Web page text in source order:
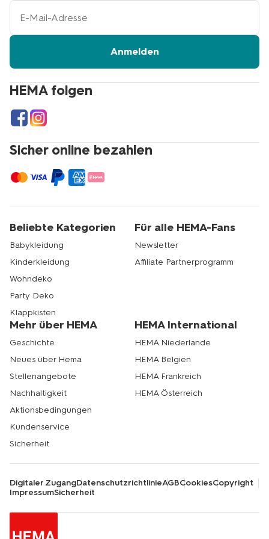
HEMA folgen
Sicher online bezahlen
Ihre
Adresse
Anmelden
Beliebte Kategorien
Babykleidung
Kinderkleidung
Wohndeko
Party Deko
Klappkisten
Für alle HEMA-Fans
Newsletter
Affiliate Partnerprogramm
Mehr über HEMA
Geschichte
Neues über Hema
Stellenangebote
Nachhaltigkeit
Aktionsbedingungen
Kundenservice
Sicherheit
HEMA International
HEMA Niederlande
HEMA Belgien
HEMA Frankreich
HEMA Österreich
Digitaler ZugangDatenschutzrichtlinieAGBCookiesCopyright
ImpressumSicherheit